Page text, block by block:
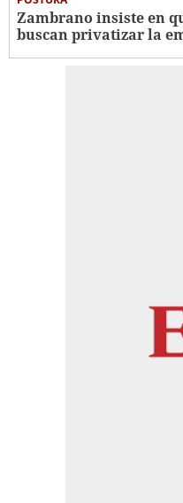
Zambrano insiste en
buscan privatizar la